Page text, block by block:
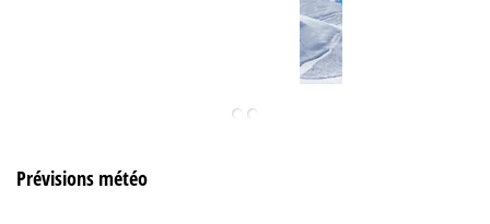
Prévisions météo